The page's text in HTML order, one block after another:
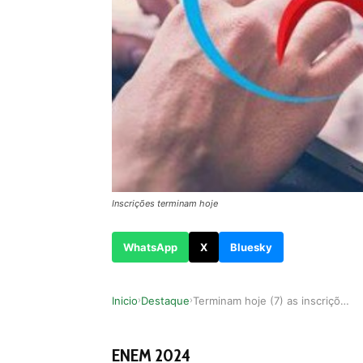
Inscrições terminam hoje
WhatsApp X Bluesky
Inicio›Destaque› Terminam hoje (7) as inscrições para o ENEM 2024
ENEM 2024